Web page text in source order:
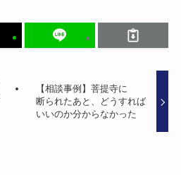
【相談事例】菩提寺に​
断られた​あと、​どう​すれば​
いいのか分からなかった